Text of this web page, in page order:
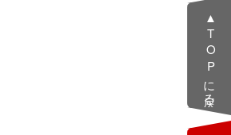
▲TOPに戻る